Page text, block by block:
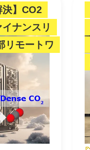
決】CO2
ナンスリ
リモートワ